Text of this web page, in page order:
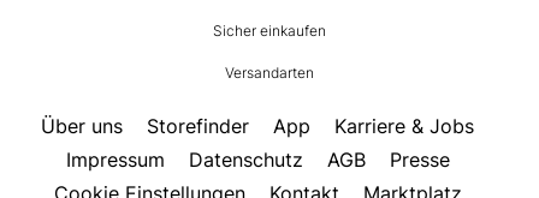
Sicher einkaufen
Versandarten
Über uns Storefinder App
Karriere & Jobs
Impressum
Datenschutz AGB
Presse